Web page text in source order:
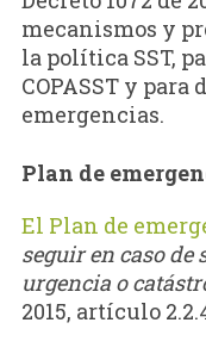
mecanismos y
la política SST,
COPASST y para
emergencias.
Plan de
El Plan de
seguir en caso de
urgencia o
2015, artículo